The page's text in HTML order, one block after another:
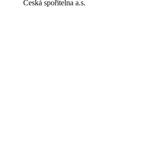
Česká spořitelna a.s.